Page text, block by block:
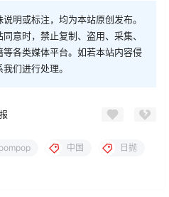
明或标注，均为本站原创发布。
意时，禁止复制、盗用、采集、
各类媒体平台。如若本站内容侵
们进行处理。
中国 日抛